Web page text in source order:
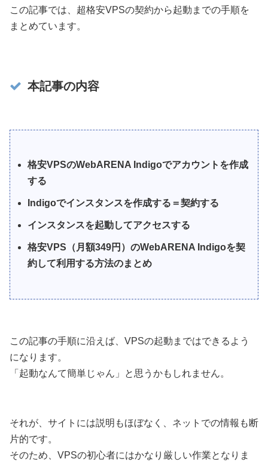
この記事では、超格安VPSの契約から起動までの手順を
まとめています。
本記事の内容
格安VPSのWebARENA Indigoでアカウントを作成
する
Indigoでインスタンスを作成する＝契約する
インスタンスを起動してアクセスする
格安VPS（月額349円）のWebARENA Indigoを契
約して利用する方法のまとめ
この記事の手順に沿えば、VPSの起動まではできるよう
になります。
「起動なんて簡単じゃん」と思うかもしれません。
それが、サイトには説明もほぼなく、ネットでの情報も断
片的です。
そのため、VPSの初心者にはかなり厳しい作業となりま